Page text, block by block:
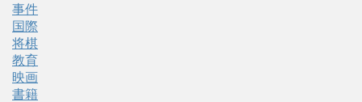
事件
国際
将棋
教育
映画
書籍